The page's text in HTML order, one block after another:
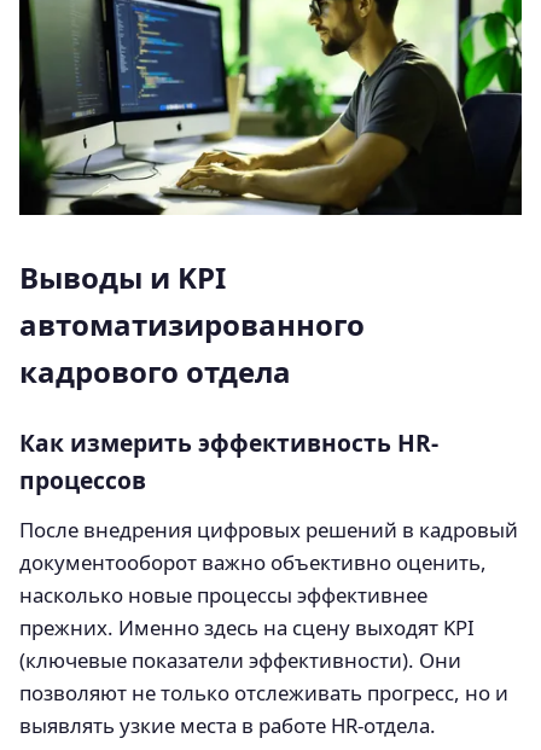
Выводы и KPI
автоматизированного
кадрового отдела
Как измерить эффективность HR-
процессов
После внедрения цифровых решений в кадровый
документооборот важно объективно оценить,
насколько новые процессы эффективнее
прежних. Именно здесь на сцену выходят KPI
(ключевые показатели эффективности). Они
позволяют не только отслеживать прогресс, но и
выявлять узкие места в работе HR-отдела.